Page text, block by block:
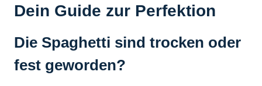
Dein Guide zur Perfektion
Die Spaghetti sind trocken oder
fest geworden?